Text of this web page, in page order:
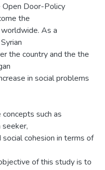
Door-Policy
the
As a
the country and the the
in social problems
such as
seeker,
cohesion in terms of
of this study is to